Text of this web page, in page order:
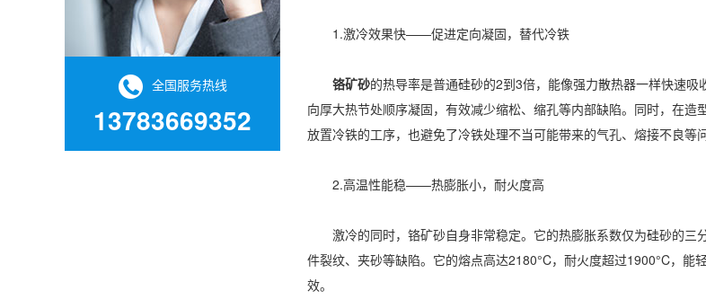
全国服务热线
13783669352
1.激冷效果快——促进定向凝固，替代冷铁‌
铬矿砂的热导率是普通硅砂的2到3倍，能像强力散热器一样快速
向厚大热节处顺序凝固，有效减少缩松、缩孔等内部缺陷。同时，在
放置冷铁的工序，也避免了冷铁处理不当可能带来的气孔、熔接不良等问
2.高温性能稳——热膨胀小，耐火度高‌
激冷的同时，铬矿砂自身非常稳定。它的热膨胀系数仅为硅砂的三
件裂纹、夹砂等缺陷。它的熔点高达2180°C，耐火度超过1900°C，
效。